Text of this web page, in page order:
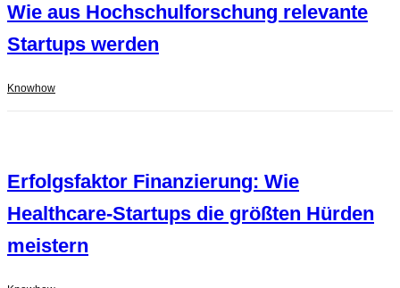
Wie aus Hochschulforschung relevante
Startups werden
Knowhow
Erfolgsfaktor Finanzierung: Wie
Healthcare-Startups die größten Hürden
meistern